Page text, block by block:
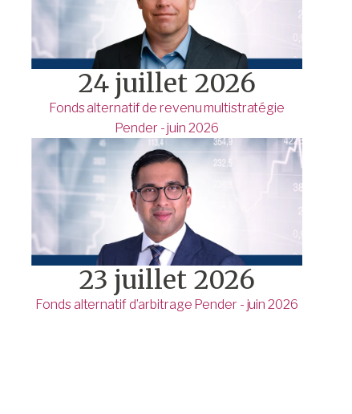
24 juillet 2026
Fonds alternatif de revenu multistratégie
Pender - juin 2026
23 juillet 2026
Fonds alternatif d’arbitrage Pender - juin 2026